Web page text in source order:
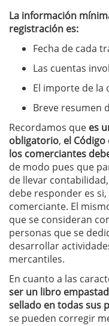
La información
registración es:
Fecha de cada
Las cuentas
El importe de la
Breve resumen
Recordamos que es
obligatorio, el
los comerciantes
de modo pues que
de llevar
debe responder es
comerciante. El
que se consideran
personas que se
desarrollar
mercantiles.
En cuanto a las
ser un libro
sellado en todas sus
se pueden corregir